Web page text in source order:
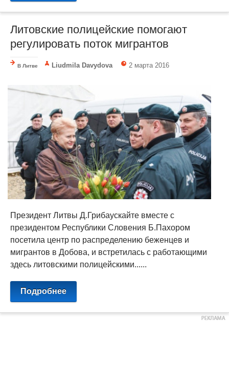
Литовские полицейские помогают
регулировать поток мигрантов
В Литве Liudmila Davydova 2 марта 2016
Президент Литвы Д.Грибаускайте вместе с
президентом Республики Словения Б.Пахором
посетила центр по распределению беженцев и
мигрантов в Добова, и встретилась с работающими
здесь литовскими полицейскими......
Подробнее